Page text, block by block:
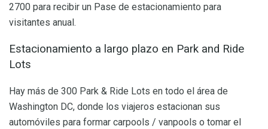
2700 para recibir un Pase de estacionamiento para
visitantes anual.
Estacionamiento a largo plazo en Park and Ride
Lots
Hay más de 300 Park & ​​Ride Lots en todo el área de
Washington DC, donde los viajeros estacionan sus
automóviles para formar carpools / vanpools o tomar el